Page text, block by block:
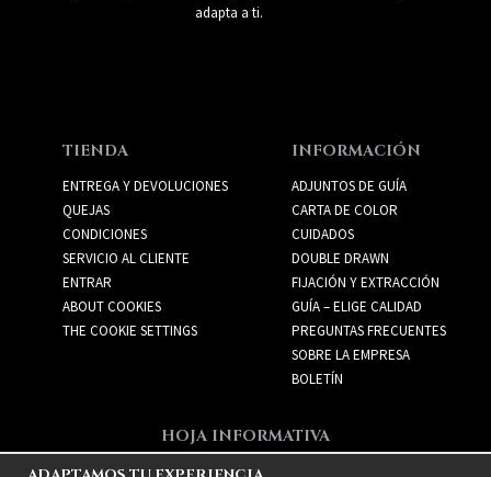
adapta a ti.
TIENDA
ENTREGA Y DEVOLUCIONES
QUEJAS
CONDICIONES
SERVICIO AL CLIENTE
ENTRAR
ABOUT COOKIES
THE COOKIE SETTINGS
INFORMACIÓN
ADJUNTOS DE GUÍA
CARTA DE COLOR
CUIDADOS
DOUBLE DRAWN
FIJACIÓN Y EXTRACCIÓN
GUÍA – ELIGE CALIDAD
PREGUNTAS FRECUENTES
SOBRE LA EMPRESA
BOLETÍN
HOJA INFORMATIVA
Recibe las mejores ofertas